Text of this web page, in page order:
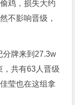
鸡，损失大约
不影响晋级，
分牌来到27.3w
，共有63人晋级
莹也在这组拿